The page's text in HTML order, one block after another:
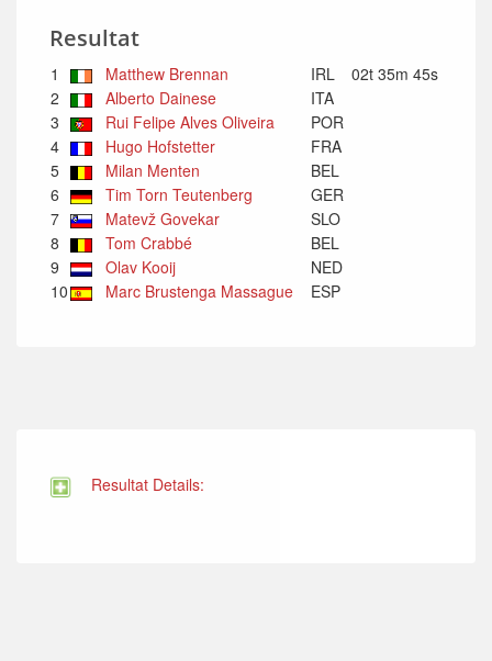
Resultat
1 Matthew Brennan IRL
02t 35m 45s
2
Alberto Dainese
ITA
3
Rui Felipe Alves Oliveira
POR
4
Hugo Hofstetter
FRA
5
Milan Menten
BEL
6
Tim Torn Teutenberg
GER
7
Matevž Govekar
SLO
8
Tom Crabbé
BEL
9
Olav Kooij
NED
10
Marc Brustenga Massague ESP
Resultat Details: